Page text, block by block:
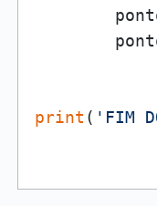
print ( 'FIM